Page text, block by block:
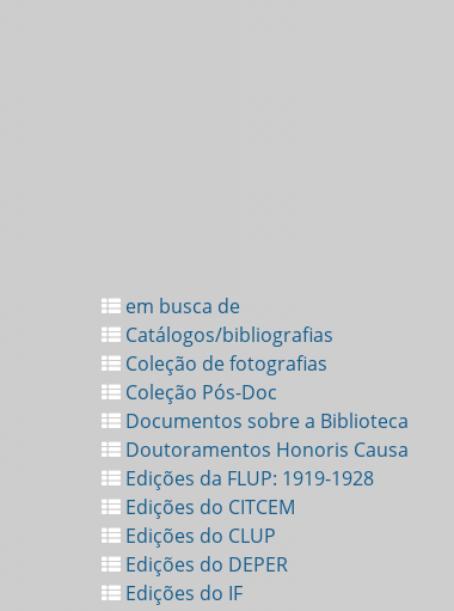
em busca de
Catálogos/bibliografias
Coleção de fotografias
Coleção Pós-Doc
Documentos sobre a Biblioteca
Doutoramentos Honoris Causa
Edições da FLUP: 1919-1928
Edições do CITCEM
Edições do CLUP
Edições do DEPER
Edições do IF